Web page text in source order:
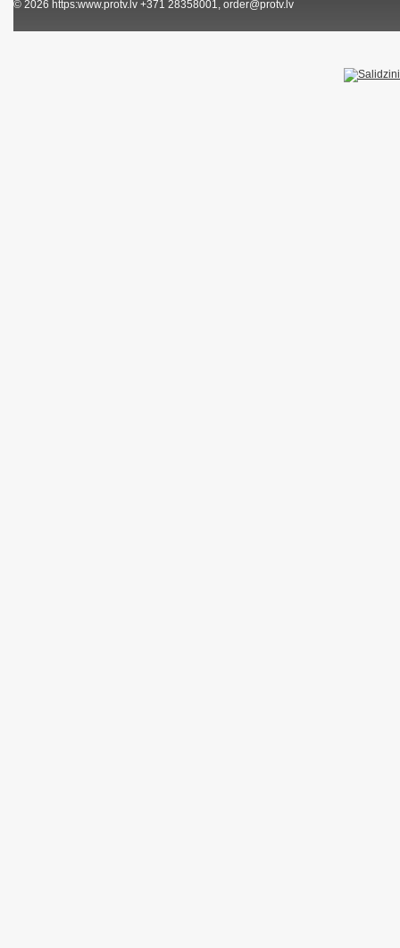
© 2026 https:www.protv.lv +371 28358001, order@protv.lv